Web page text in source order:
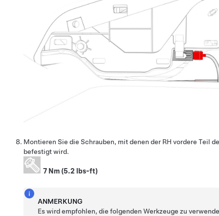
Montieren Sie die Schrauben, mit denen der RH vordere Teil
befestigt wird.
7 Nm (5.2 lbs-ft)
ANMERKUNG
Es wird empfohlen, die folgenden Werkzeuge zu